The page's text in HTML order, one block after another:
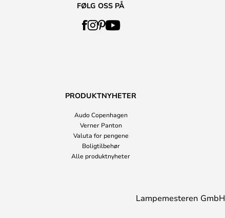
FØLG OSS PÅ
PRODUKTNYHETER
Audo Copenhagen
Verner Panton
Valuta for pengene
Boligtilbehør
Alle produktnyheter
Lampemesteren GmbH